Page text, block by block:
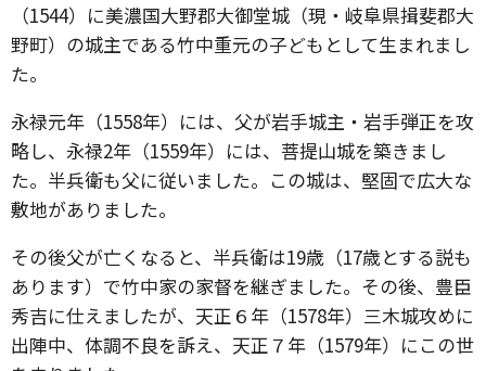
（1544）に美濃国大野郡大御堂城（現・岐阜県揖斐郡大
野町）の城主である竹中重元の子どもとして生まれまし
た。
永禄元年（1558年）には、父が岩手城主・岩手弾正を攻
略し、永禄2年（1559年）には、菩提山城を築きまし
た。半兵衛も父に従いました。この城は、堅固で広大な
敷地がありました。
その後父が亡くなると、半兵衛は19歳（17歳とする説も
あります）で竹中家の家督を継ぎました。その後、豊臣
秀吉に仕えましたが、天正６年（1578年）三木城攻めに
出陣中、体調不良を訴え、天正７年（1579年）にこの世